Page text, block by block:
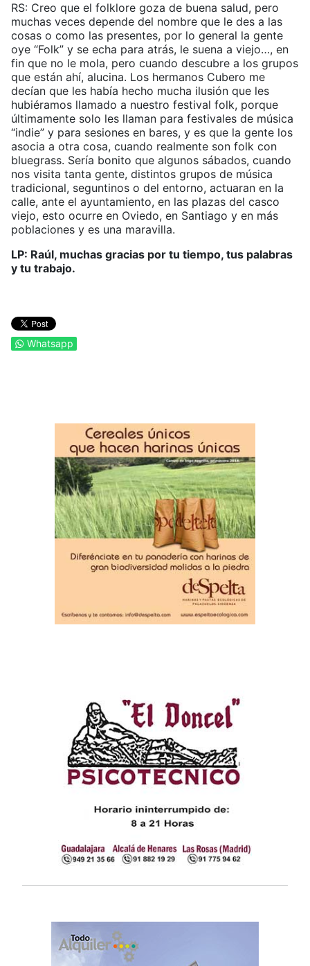
RS: Creo que el folklore goza de buena salud, pero
muchas veces depende del nombre que le des a las
cosas o como las presentes, por lo general la gente
oye “Folk” y se echa para atrás, le suena a viejo…, en
fin que no le mola, pero cuando descubre a los grupos
que están ahí, alucina. Los hermanos Cubero me
decían que les había hecho mucha ilusión que les
hubiéramos llamado a nuestro festival folk, porque
últimamente solo les llaman para festivales de música
“indie” y para sesiones en bares, y es que la gente los
asocia a otra cosa, cuando realmente son folk con
bluegrass. Sería bonito que algunos sábados, cuando
nos visita tanta gente, distintos grupos de música
tradicional, seguntinos o del entorno, actuaran en la
calle, ante el ayuntamiento, en las plazas del casco
viejo, esto ocurre en Oviedo, en Santiago y en más
poblaciones y es una maravilla.
LP: Raúl, muchas gracias por tu tiempo, tus palabras
y tu trabajo.
Whatsapp